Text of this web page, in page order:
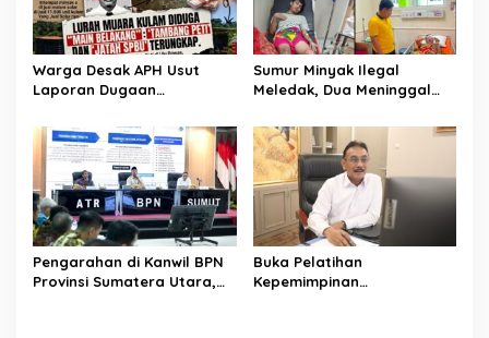
Warga Desak APH Usut
Laporan Dugaan
Muara Kulam
Sumur Minyak Ilegal
Meledak, Dua Meninggal
Utara Langsung Respon
Cepat
Pengarahan di Kanwil BPN
Provinsi Sumatera Utara,
Buka Pelatihan
Kepemimpinan